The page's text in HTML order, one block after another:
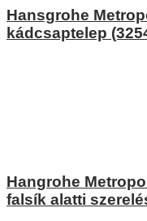
Hansgrohe
kádcsaptelep
Hangrohe
falsík alatti